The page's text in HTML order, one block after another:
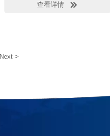
时需要好的缝隙和公差的填充能力。
查看详情 
Next >